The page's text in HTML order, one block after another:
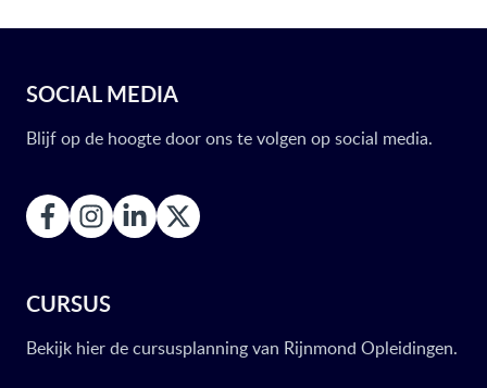
SOCIAL MEDIA
Blijf op de hoogte door ons te volgen op social media.
CURSUS
Bekijk hier de cursusplanning van Rijnmond Opleidingen.